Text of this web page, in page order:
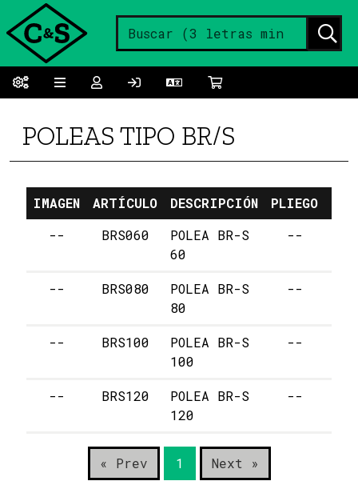
POLEAS TIPO BR/S
IMAGEN ARTÍCULO DESCRIPCIÓN PLIEGO
--
BRS060
POLEA BR-S
60
--
-- BRS080
POLEA BR-S
80
--
-- BRS100
POLEA BR-S
100
--
-- BRS120
POLEA BR-S
120
--
« Prev 1 Next »